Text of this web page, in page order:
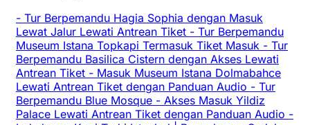
- Tur Berpemandu Hagia Sophia dengan Masuk
Lewat Jalur Lewati Antrean Tiket - Tur Berpemandu
Museum Istana Topkapi Termasuk Tiket Masuk - Tur
Berpemandu Basilica Cistern dengan Akses Lewati
Antrean Tiket - Masuk Museum Istana Dolmabahce
Lewati Antrean Tiket dengan Panduan Audio - Tur
Berpemandu Blue Mosque - Akses Masuk Yildiz
Palace Lewati Antrean Tiket dengan Panduan Audio -